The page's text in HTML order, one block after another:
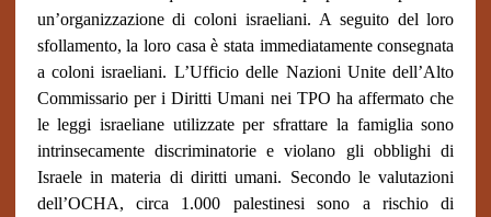
un’organizzazione di coloni israeliani. A seguito del loro
sfollamento, la loro casa è stata immediatamente consegnata
a coloni israeliani. L’Ufficio delle Nazioni Unite dell’Alto
Commissario per i Diritti Umani nei TPO ha affermato che
le leggi israeliane utilizzate per sfrattare la famiglia sono
intrinsecamente discriminatorie e violano gli obblighi di
Israele in materia di diritti umani. Secondo le valutazioni
dell’OCHA, circa 1.000 palestinesi sono a rischio di